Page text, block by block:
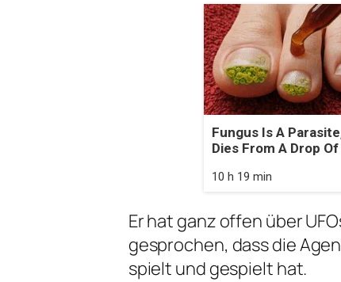
Fungus Is A
Dies From A Drop
10 h 19 min
Er hat ganz offen über
gesprochen, dass die
spielt und gespielt hat.